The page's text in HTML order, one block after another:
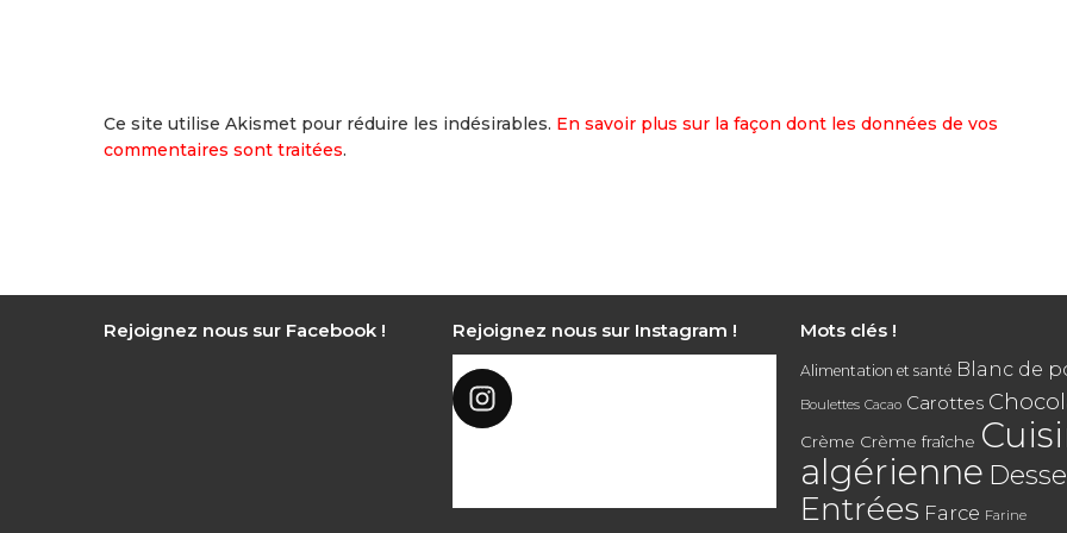
Ce site utilise Akismet pour réduire les indésirables. En savoir plus sur la façon dont les données de vos
commentaires sont traitées.
Rejoignez nous sur Facebook ! Rejoignez nous sur Instagram ! Mots clés !
Alimentation et santé Blanc de
Boulettes Cacao Carottes
Crème Crème fraîche
algérienne
Entrées Farce Farine